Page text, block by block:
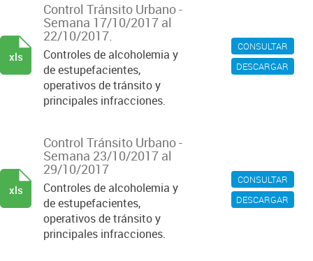
CONSULTAR
DESCARGAR
Control Tránsito Urbano -
Semana 17/10/2017 al
22/10/2017.
Controles de alcoholemia y
de estupefacientes,
operativos de tránsito y
principales infracciones.
xls
CONSULTAR
DESCARGAR
Control Tránsito Urbano -
Semana 23/10/2017 al
29/10/2017
Controles de alcoholemia y
de estupefacientes,
operativos de tránsito y
principales infracciones.
xls